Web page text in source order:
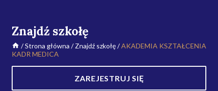
Znajdź szkołę
/Strona główna /Znajdź szkołę/AKADEMIA KSZTAŁCENIA
KADR MEDICA
ZAREJESTRUJ SIĘ